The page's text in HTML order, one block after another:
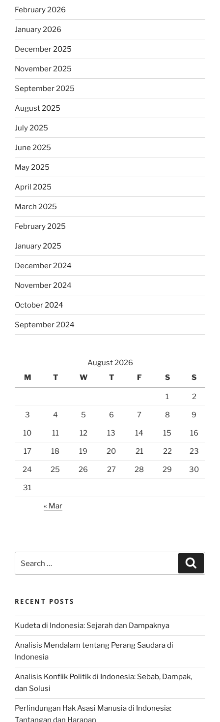
February 2026
January 2026
December 2025
November 2025
September 2025
August 2025
July 2025
June 2025
May 2025
April 2025
March 2025
February 2025
January 2025
December 2024
November 2024
October 2024
September 2024
August 2026
M
T W T F S S
1 2
3 4 5 6 7 8 9
10 11 12 13 14 15 16
17 18 19 20 21 22 23
24 25 26 27 28 29 30
31
« Mar
for:
RECENT POSTS
Kudeta di Indonesia: Sejarah dan Dampaknya
Analisis Mendalam tentang Perang Saudara di
Indonesia
Analisis Konflik Politik di Indonesia: Sebab, Dampak,
dan Solusi
Perlindungan Hak Asasi Manusia di Indonesia:
Tantangan dan Harapan